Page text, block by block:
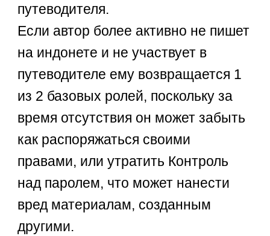
путеводителя.
Если автор более активно не пишет
на индонете и не участвует в
путеводителе ему возвращается 1
из 2 базовых ролей, поскольку за
время отсутствия он может забыть
как распоряжаться своими
правами, или утратить Контроль
над паролем, что может нанести
вред материалам, созданным
другими.